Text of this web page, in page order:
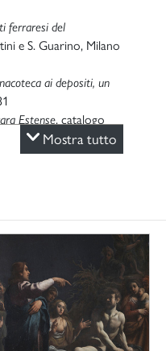
ferraresi del
e S. Guarino, Milano
ai depositi, un
Estense, catalogo
luglio 2008), a cura di
Mostra tutto